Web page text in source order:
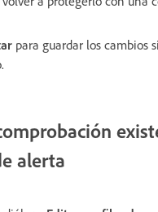
para guardar los cambios
alerta